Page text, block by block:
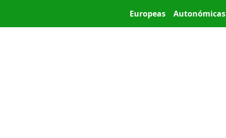
Main menu
Europeas Autonómicas